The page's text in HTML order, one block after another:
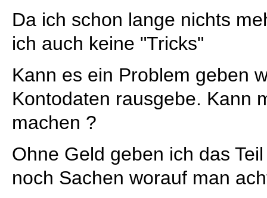
Da ich schon lange nichts
ich auch keine "Tricks"
Kann es ein Problem geben
Kontodaten rausgebe. Kann
machen ?
Ohne Geld geben ich das
noch Sachen worauf man